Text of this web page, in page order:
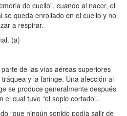
de cuello”, cuando al nacer, el
se queda enrollado en el cuello y no
a respirar.
(a)
de las vías aéreas superiores
y la faringe. Una afección al
se produce generalmente después
el cual tuve “el soplo cortado”.
“que ningún sonido podía salir de